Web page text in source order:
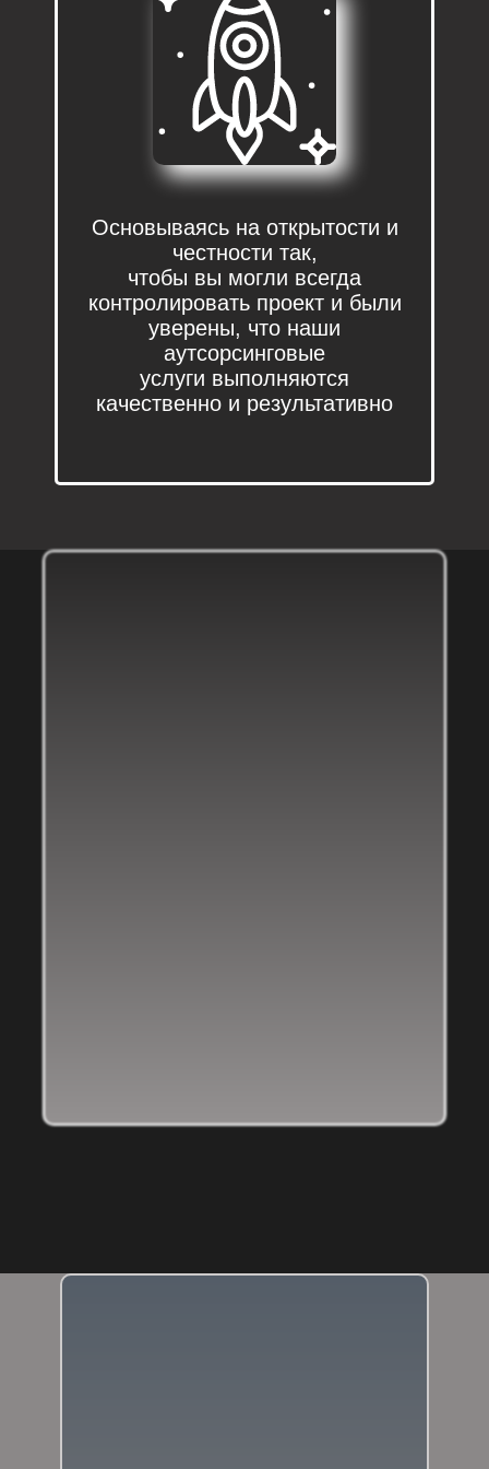
Основываясь на открытости и
честности так,
чтобы вы могли всегда
контролировать проект и были
уверены, что наши
аутсорсинговые
услуги выполняются
качественно и результативно